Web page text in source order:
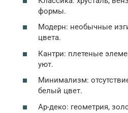
формы.
Модерн: необычные
цвета.
Кантри: плетеные
уют.
Минимализм:
белый цвет.
Ар-деко: геометрия,